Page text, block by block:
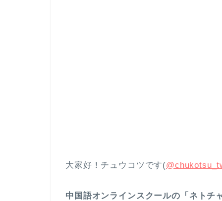
大家好！チュウコツです(
中国語オンラインスクールの「ネトチ